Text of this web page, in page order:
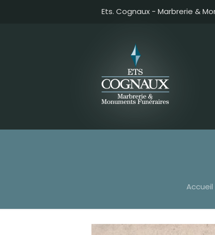
Ets. Cognaux - Marbrerie &
Accueil